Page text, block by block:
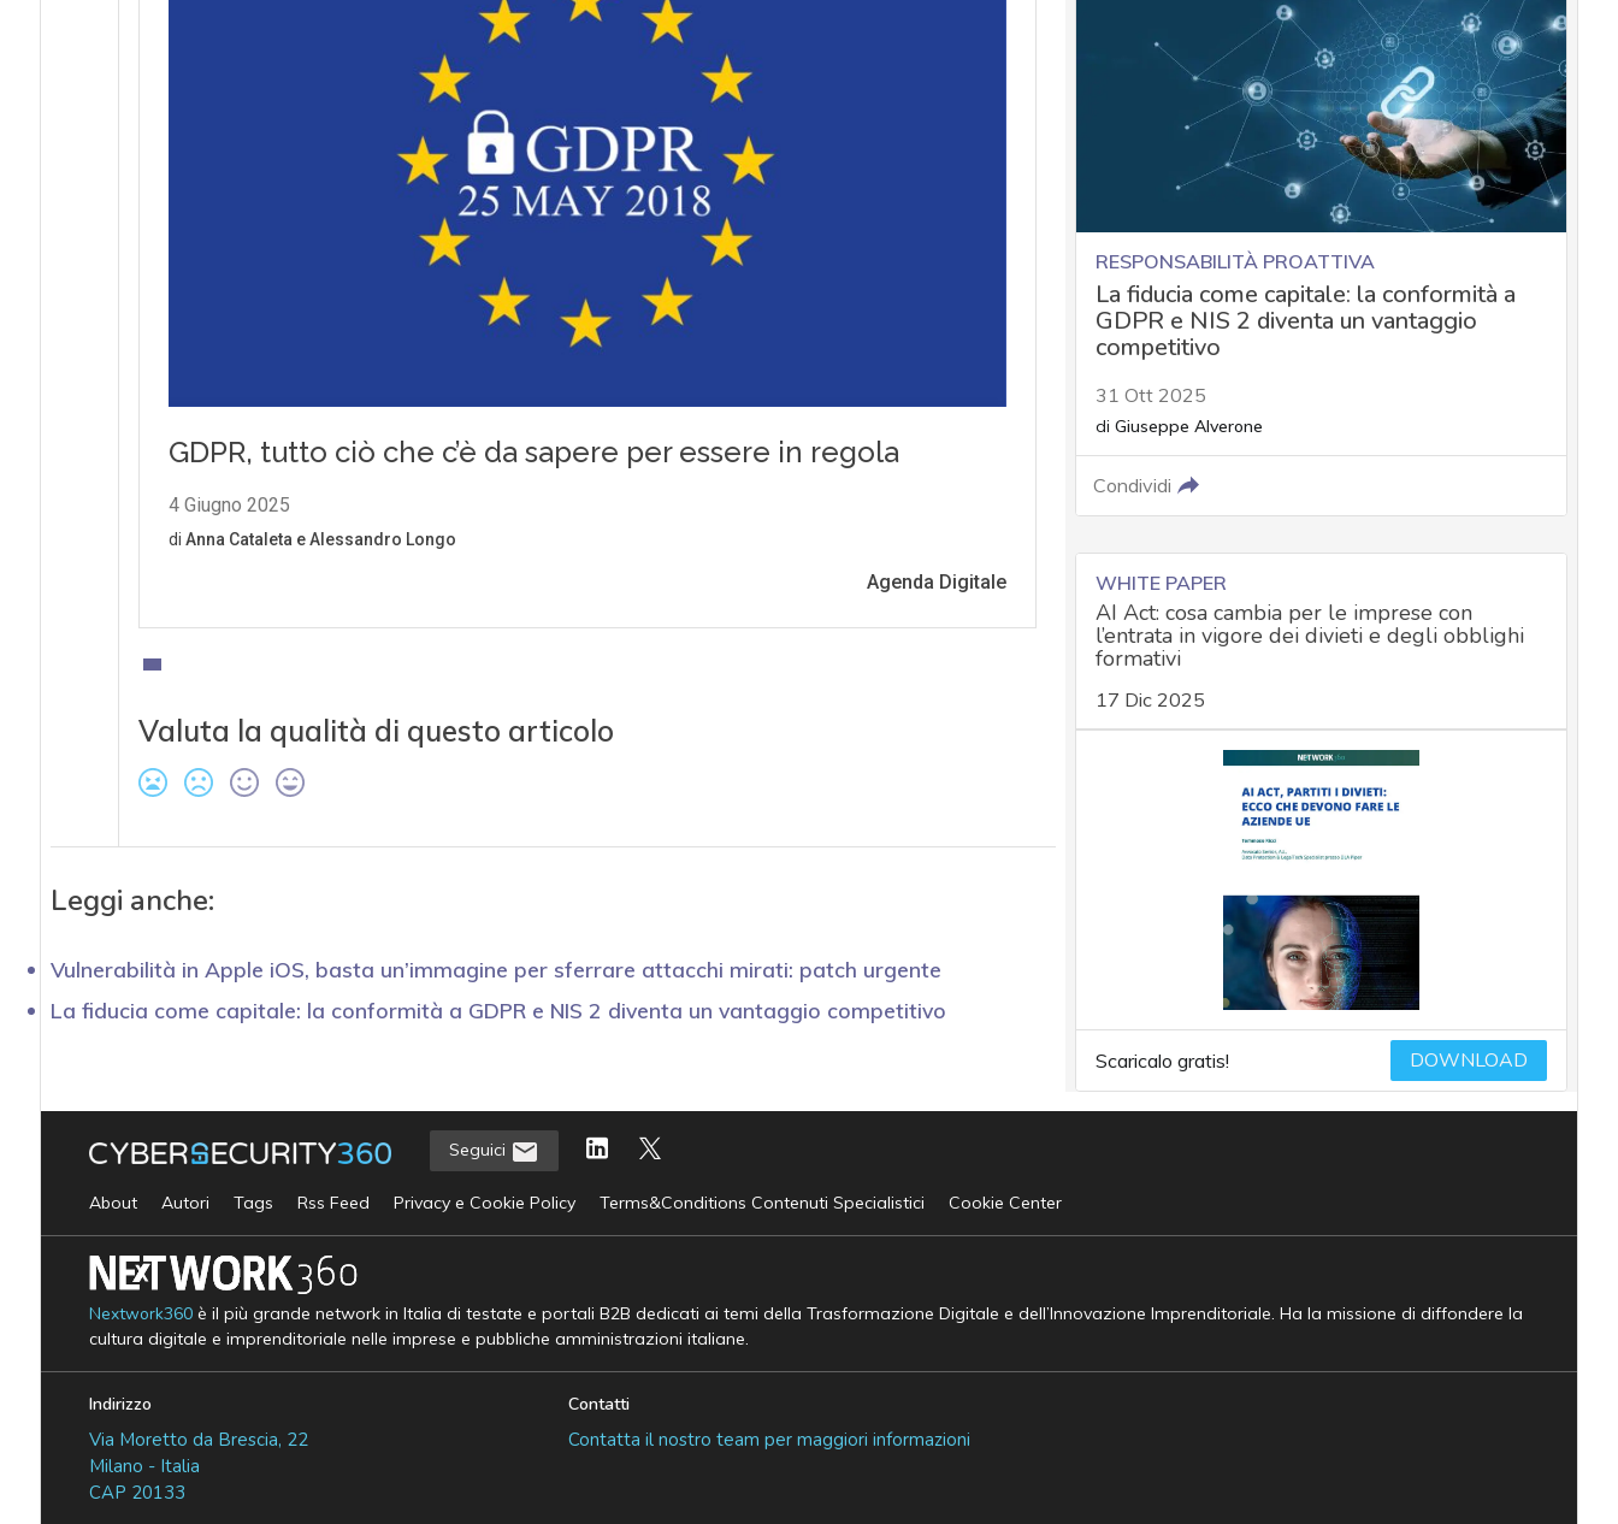
Valuta la qualità di questo articolo
Leggi anche:
Vulnerabilità in Apple iOS, basta un’immagine per sferrare attacchi mirati: patch urgente
La fiducia come capitale: la conformità a GDPR e NIS 2 diventa un vantaggio competitivo
RESPONSABILITÀ PROATTIVA
La fiducia come capitale: la conformità a
GDPR e NIS 2 diventa un vantaggio
competitivo
31 Ott 2025
di Giuseppe Alverone
Condividi
WHITE PAPER
AI Act: cosa cambia per le imprese con
l’entrata in vigore dei divieti e degli obblighi
formativi
17 Dic 2025
Scaricalo gratis! DOWNLOAD
Seguici
About Autori Tags Rss Feed Privacy e Cookie Policy Terms&Conditions Contenuti Specialistici Cookie Center
Nextwork360è il più grande network in Italia di testate e portali B2B dedicati ai temi della Trasformazione Digitale e dell’Innovazione Imprenditoriale. Ha la missione di diffondere la
cultura digitale e imprenditoriale nelle imprese e pubbliche amministrazioni italiane.
Indirizzo
Via Moretto da Brescia, 22
Milano - Italia
CAP 20133
Contatti
Contatta il nostro team per maggiori informazioni